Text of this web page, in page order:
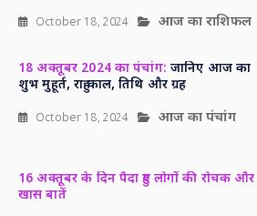
October 18, 2024 आज का राशिफल
18 अक्तूबर 2024 का पंचांग: जानिए आज का
शुभ मुहूर्त, राहु काल, तिथि और ग्रह
October 18, 2024 आज का पंचांग
16 अक्तूबर के दिन पैदा हुए लोगों की रोचक और
खास बातें